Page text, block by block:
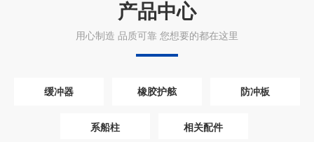
产品中心
用心制造 品质可靠 您想要的都在这里
缓冲器 橡胶护舷 防冲板
系船柱 相关配件